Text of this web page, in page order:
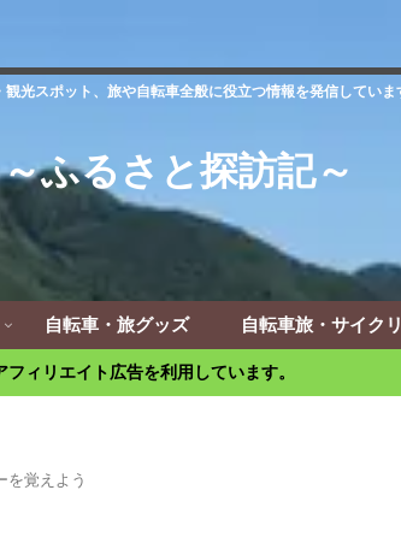
光スポット、旅や自転車全般に役立つ情報を発信していま
ふるさと探訪記～
自転車・旅グッズ 自転車旅・サイク
ィリエイト広告を利用しています。
を覚えよう